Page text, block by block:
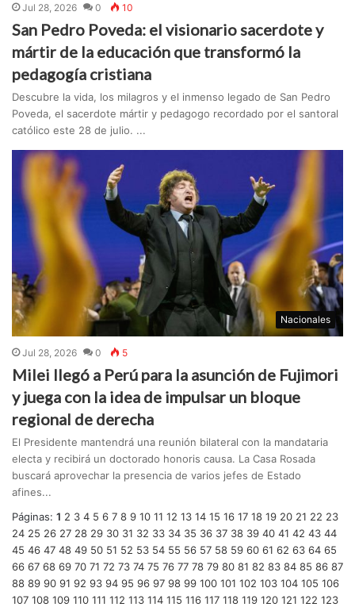
Jul 28, 2026 0 10
San Pedro Poveda: el visionario sacerdote y
mártir de la educación que transformó la
pedagogía cristiana
Descubre la vida, los milagros y el inmenso legado de San Pedro
Poveda, el sacerdote mártir y pedagogo recordado por el santoral
católico este 28 de julio. ...
Nacionales
Jul 28, 2026 0 5
Milei llegó a Perú para la asunción de Fujimori
y juega con la idea de impulsar un bloque
regional de derecha
El Presidente mantendrá una reunión bilateral con la mandataria
electa y recibirá un doctorado honoris causa. La Casa Rosada
buscará aprovechar la presencia de varios jefes de Estado
afines...
Páginas: 1 2 3 4 5 6 7 8 9 10 11 12 13 14 15 16 17 18 19 20 21 22 23
24 25 26 27 28 29 30 31 32 33 34 35 36 37 38 39 40 41 42 43 44
45 46 47 48 49 50 51 52 53 54 55 56 57 58 59 60 61 62 63 64 65
66 67 68 69 70 71 72 73 74 75 76 77 78 79 80 81 82 83 84 85 86 87
88 89 90 91 92 93 94 95 96 97 98 99 100 101 102 103 104 105 106
107 108 109 110 111 112 113 114 115 116 117 118 119 120 121 122 123